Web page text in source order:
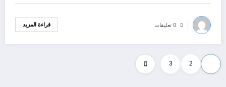
0 تعليقات قراءة المزيد
Posts
pagination
2
3